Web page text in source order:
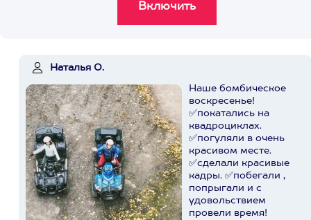
Наталья О.
Наше бомбическое
воскресенье!
✅покатались на
квадроциклах.
✅погуляли в очень
красивом месте.
✅сделали красивые
кадры. ✅побегали ,
попрыгали и с
удовольствием
провели время!